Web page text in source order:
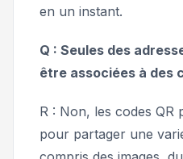
en un instant.
Q : Seules des
être associées à des
R : Non, les codes QR
pour partager une